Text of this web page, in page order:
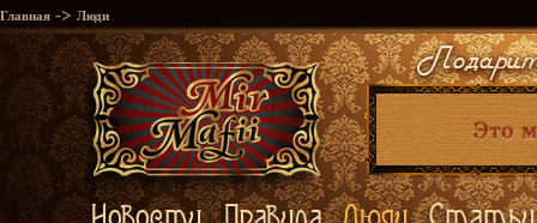
Главная -> Люди